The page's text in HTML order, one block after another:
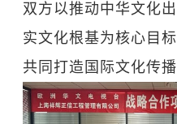
双方以推动中华文化
实文化根基为核心目
共同打造国际文化传播